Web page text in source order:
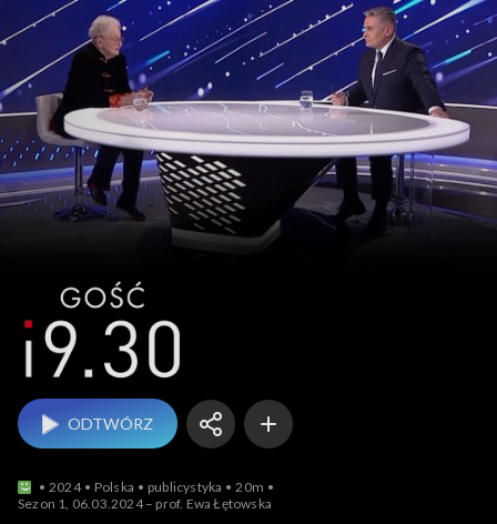
Gość 19.30
ODTWÓRZ
2024 Polska publicystyka
20m
Sezon 1, 06.03.2024 – prof. Ewa Łętowska